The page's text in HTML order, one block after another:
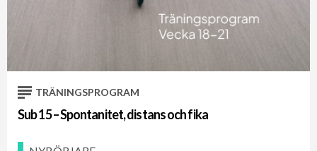
TRÄNINGSPROGRAM
Sub 15 – Spontanitet, distans och fika